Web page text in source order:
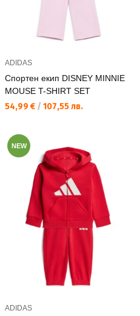
ADIDAS
Спортен екип DISNEY MINNIE
MOUSE T-SHIRT SET
Текуща цена:
54,99 € / 107,55 лв.
NEW
ADIDAS